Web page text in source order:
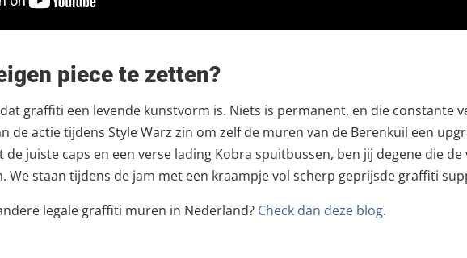
piece te zetten?
graffiti een levende kunstvorm is. Niets is permanent, en die constante
de actie tijdens Style Warz zin om zelf de muren van de Berenkuil een
de juiste caps en een verse lading Kobra spuitbussen, ben jij degene die
We staan tijdens de jam met een kraampje vol scherp geprijsde graffiti
legale graffiti muren in Nederland? Check dan deze blog.